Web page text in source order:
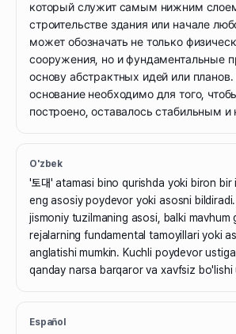
который служит самым нижним
строительстве здания или начале
может обозначать не только
сооружения, но и фундаментальные
основу абстрактных идей или
основание необходимо для того,
построено, оставалось стабильным
O'zbek
'토대' atamasi bino qurishda yoki biron bir
eng asosiy poydevor yoki asosni
jismoniy tuzilmaning asosi, balki mavhum
rejalarning fundamental tamoyillari yoki
anglatishi mumkin. Kuchli poydevor
qanday narsa barqaror va xavfsiz bo'lishi
Español